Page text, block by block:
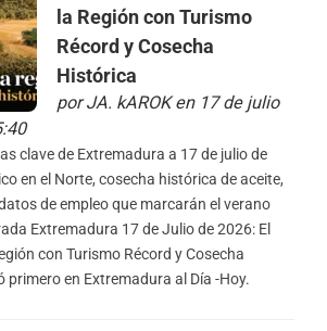
la Región con Turismo
Récord y Cosecha
Histórica
porJA. kAROKen 17 de julio
clave de Extremadura a 17 de julio de
en el Norte, cosecha histórica de aceite,
de empleo que marcarán el verano
Extremadura 17 de Julio de 2026: El
con Turismo Récord y Cosecha
primero en Extremadura al Día -Hoy.